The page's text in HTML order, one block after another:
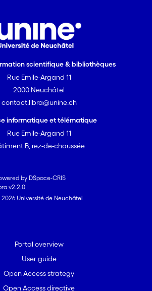
scientifique & bibliothèques
Rue Emile-Argand 11
2000 Neuchâtel
contact.libra@unine.ch
informatique et télématique
Rue Emile-Argand 11
B, rez-de-chaussée
by DSpace-CRIS
v2.2.0
Université de Neuchâtel
Portal overview
User guide
Open Access strategy
Open Access directive